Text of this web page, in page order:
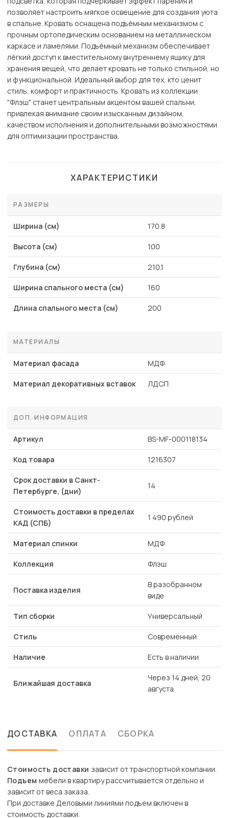
позволяет настроить мягкое освещение для создания уюта
в спальне. Кровать оснащена подъёмным механизмом с
прочным ортопедическим основанием на металлическом
каркасе и ламелями. Подъёмный механизм обеспечивает
лёгкий доступ к вместительному внутреннему ящику для
хранения вещей, что делает кровать не только стильной, но
и функциональной. Идеальный выбор для тех, кто ценит
стиль, комфорт и практичность. Кровать из коллекции
"Флэш" станет центральным акцентом вашей спальни,
привлекая внимание своим изысканным дизайном,
качеством исполнения и дополнительными возможностями
для оптимизации пространства.
ХАРАКТЕРИСТИКИ
РАЗМЕРЫ
Ширина (см) 170.8
Высота (см) 100
Глубина (см) 210.1
Ширина спального места (см) 160
Длина спального места (см) 200
МАТЕРИАЛЫ
Материал фасада МДФ
Материал декоративных вставок ЛДСП
ДОП. ИНФОРМАЦИЯ
Артикул BS-MF-000118134
Код товара 1216307
Срок доставки в Санкт-
Петербурге, (дни)
14
Стоимость доставки в пределах
КАД (СПБ)
1 490 рублей
Материал спинки МДФ
Коллекция Флэш
Поставка изделия
В разобранном
виде
Тип сборки Универсальный
Стиль Современный
Наличие Есть в наличии
Ближайшая доставка
Через 14 дней, 20
августа
ДОСТАВКА ОПЛАТА СБОРКА
Стоимость доставки зависит от транспортной компании.
Подъем мебели в квартиру рассчитывается отдельно и
зависит от веса заказа.
При доставке Деловыми линиями подъем включен в
стоимость доставки.